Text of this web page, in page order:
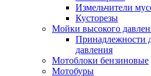
Измельчители
Кусторезы
Мойки высокого
Принадлежности
давления
Мотоблоки бензиновые
Мотобуры